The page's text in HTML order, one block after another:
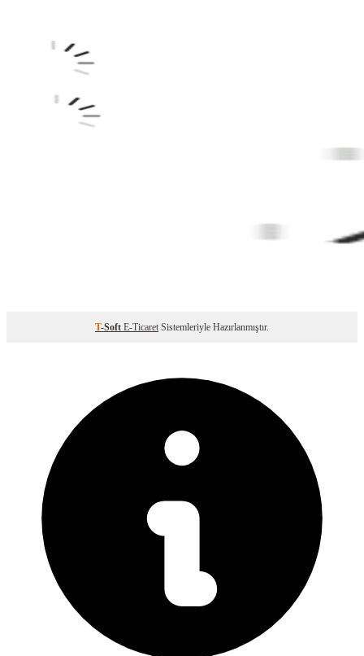
T-Soft E-Ticaret Sistemleriyle Hazırlanmıştır.